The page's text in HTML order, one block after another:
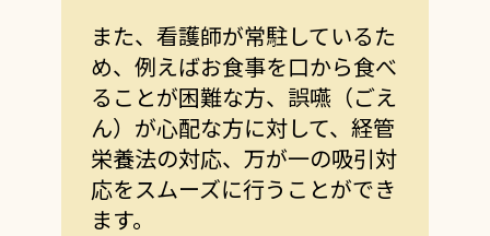
また、看護師が常駐しているた
め、例えばお食事を口から食べ
ることが困難な方、誤嚥（ごえ
ん）が心配な方に対して、経管
栄養法の対応、万が一の吸引対
応をスムーズに行うことができ
ます。